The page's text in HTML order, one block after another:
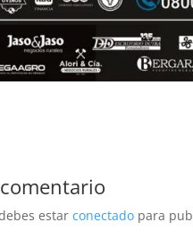
estarconectado para